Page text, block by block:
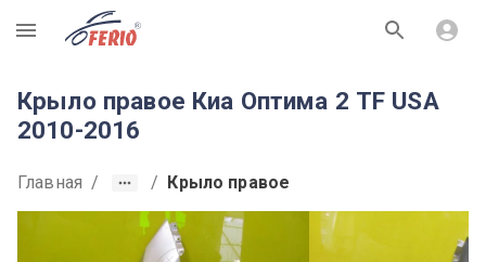
R
Крыло правое Киа Оптима 2 TF USA
2010-2016
Главная / / Крыло правое